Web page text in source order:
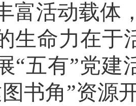
富活动载体
生命力在于
“五有”党建
书角”资源